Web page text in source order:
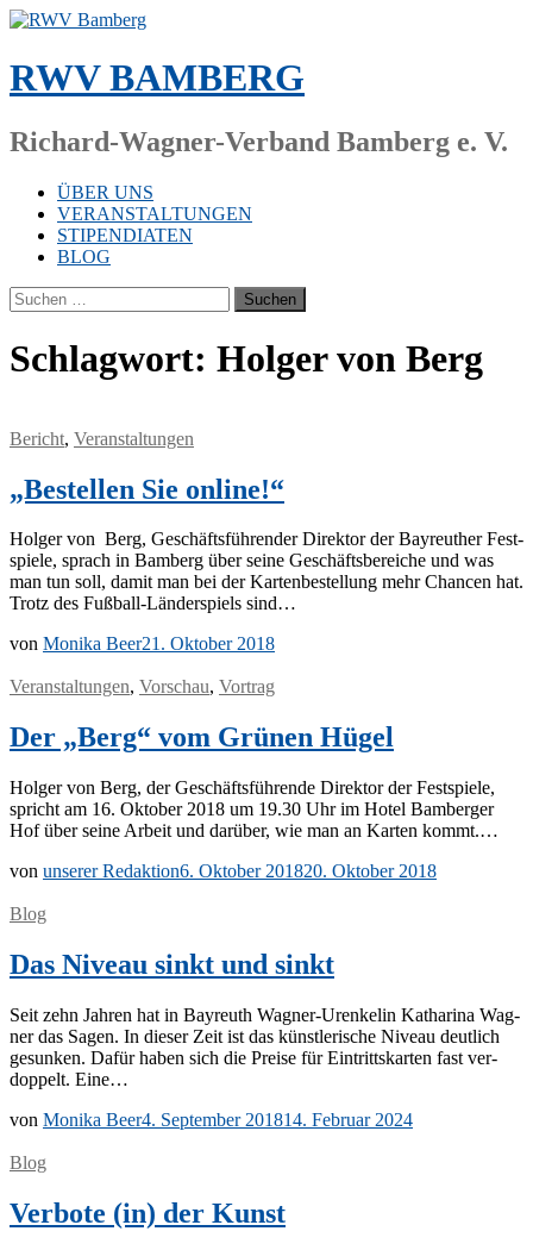
Zum
springen
RWV BAMBERG
Richard-Wagner-Verband Bamberg e. V.
ÜBER UNS
VERANSTALTUNGEN
STIPENDIATEN
BLOG
Suchen
nach:
Schlagwort: Holger von Berg
Bericht, Veranstaltungen
„Bestellen Sie online!“
Hol­ger von Berg, Ge­schäfts­füh­ren­der Di­rek­tor der Bay­reu­ther Fest­
spie­le, sprach in Bam­berg über sei­ne Ge­schäfts­be­rei­che und was
man tun soll, da­mit man bei der Kar­ten­be­stel­lung mehr Chan­cen hat.
Trotz des Fu­ß­­ball-Län­­der­­spiels sind…
von Monika Beer21. Oktober 2018
Veranstaltungen, Vorschau, Vortrag
Der „Berg“ vom Grünen Hügel
Hol­ger von Berg, der Ge­schäfts­füh­ren­de Di­rek­tor der Fest­spie­le,
spricht am 16. Ok­to­ber 2018 um 19.30 Uhr im Ho­tel Bam­ber­ger
Hof über sei­ne Ar­beit und dar­über, wie man an Kar­ten kommt.…
von unserer Redaktion6. Oktober 201820. Oktober 2018
Blog
Das Niveau sinkt und sinkt
Seit zehn Jah­ren hat in Bay­reuth Wa­g­­ner-Ur­en­ke­­lin Ka­tha­ri­na Wag­
ner das Sa­gen. In die­ser Zeit ist das künst­le­ri­sche Ni­veau deut­lich
ge­sun­ken. Da­für ha­ben sich die Prei­se für Ein­tritts­kar­ten fast ver­
dop­pelt. Eine…
von Monika Beer4. September 201814. Februar 2024
Blog
Verbote (in) der Kunst